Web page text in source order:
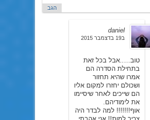
הגב
daniel
ב19 בדצמבר 2015
טוב…..אבל בכל זאת
בתחילת הסדרה הם
אמרו שהיא תחזור
ושכולם יחזרו למקום אליו
הם שייכים לאחר שיסיימו
את לימודיהם.
אוף!!!!!!! למה לבדר היה